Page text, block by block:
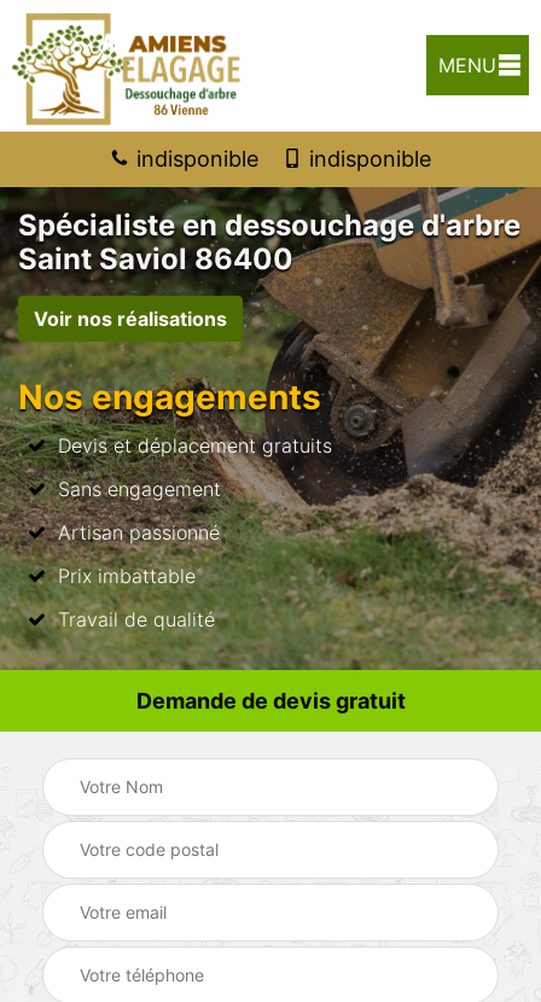
MENU
indisponible indisponible
Spécialiste en dessouchage d'arbre
Saint Saviol 86400
Voir nos réalisations
Nos engagements
Devis et déplacement gratuits
Sans engagement
Artisan passionné
Prix imbattable
Travail de qualité
Demande de devis gratuit